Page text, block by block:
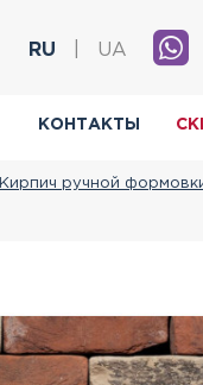
RU UA
КОНТАКТЫ
Кирпич ручной